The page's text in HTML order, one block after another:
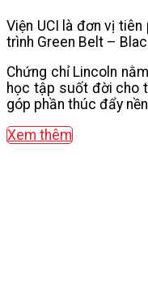
Viện UCI là đơn vị
trình Green Belt –
Chứng chỉ Lincoln
học tập suốt đời cho
góp phần thúc đẩy
Xem thêm